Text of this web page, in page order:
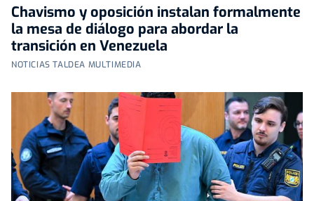
Chavismo y oposición instalan formalmente
la mesa de diálogo para abordar la
transición en Venezuela
NOTICIAS TALDEA MULTIMEDIA